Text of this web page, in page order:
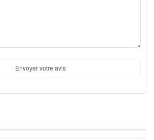
Envoyer votre avis